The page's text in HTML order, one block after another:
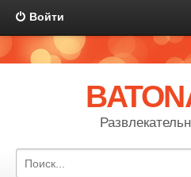
Войти